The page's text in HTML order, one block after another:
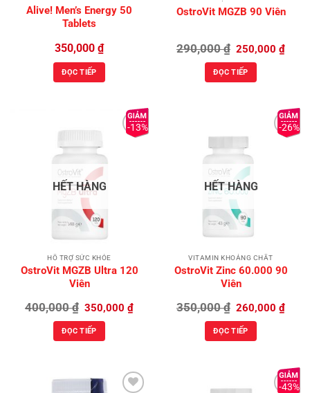
Alive! Men’s Energy 50
Tablets
350,000 ₫
ĐỌC TIẾP
OstroVit MGZB 90 Viên
290,000₫ Giá
gốc
là:
290,000 ₫.
250,000₫Giá
ĐỌC TIẾP
-13%
HẾT HÀNG
HỖ TRỢ SỨC KHỎE
OstroVit MGZB Ultra 120
Viên
400,000₫ Giá
gốc
là:
400,000 ₫.
350,000₫Giá
ĐỌC TIẾP
-26%
HẾT HÀNG
VITAMIN KHOÁNG CHẤT
OstroVit Zinc 60.000 90
Viên
350,000₫ Giá
gốc
là:
350,000 ₫.
260,000₫Giá
ĐỌC TIẾP
-43%